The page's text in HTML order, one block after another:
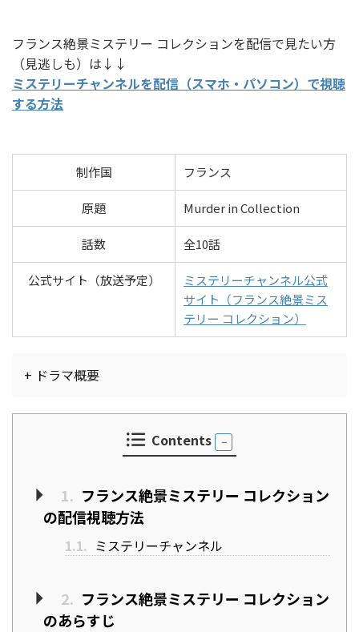
フランス絶景ミステリー コレクションを配信で見たい方
（見逃しも）は↓↓
ミステリーチャンネルを配信（スマホ・パソコン）で視聴
する方法
制作国 フランス
原題 Murder in Collection
話数 全10話
公式サイト（放送予定）
ミステリーチャンネル公式
サイト（フランス絶景ミス
テリー コレクション）
+ ドラマ概要
Contents
1. フランス絶景ミステリー コレクション
の配信視聴方法
1.1. ミステリーチャンネル
2. フランス絶景ミステリー コレクション
のあらすじ